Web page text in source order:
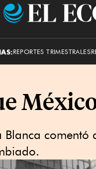
REPORTES TRIMESTRALES
comentó